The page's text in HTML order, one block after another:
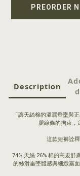
PREORDER
Description
「讓天絲棉的溫潤垂墜與
腿線條的拘束，
這款短褲詮
74% 天絲 26% 棉的高規舒
的絲滑垂墜體感與細緻霧